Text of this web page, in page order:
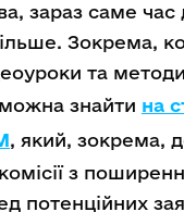
зараз саме час
Зокрема,
та
знайти на
, який, зокрема,
з
потенційних